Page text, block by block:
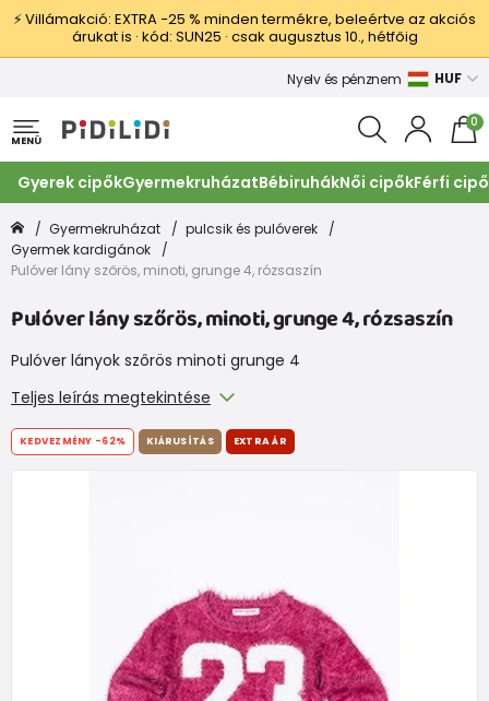
⚡ Villámakció: EXTRA −25 % minden termékre, beleértve az akciós
árukat is · kód: SUN25 · csak augusztus 10., hétfőig
Nyelv és pénznem HUF
MENÜ
0
Gyerek cipőkGyermekruházatBébiruhákNői cipőkFérfi
Gyermekruházat
pulcsik és pulóverek
Gyermek kardigánok
Pulóver lány szőrös, minoti, grunge 4, rózsaszín
Pulóver lány szőrös, minoti, grunge 4, rózsaszín
Pulóver lányok szőrös minoti grunge 4
Teljes leírás megtekintése
KEDVEZMÉNY -62% KIÁRUSÍTÁS EXTRA ÁR